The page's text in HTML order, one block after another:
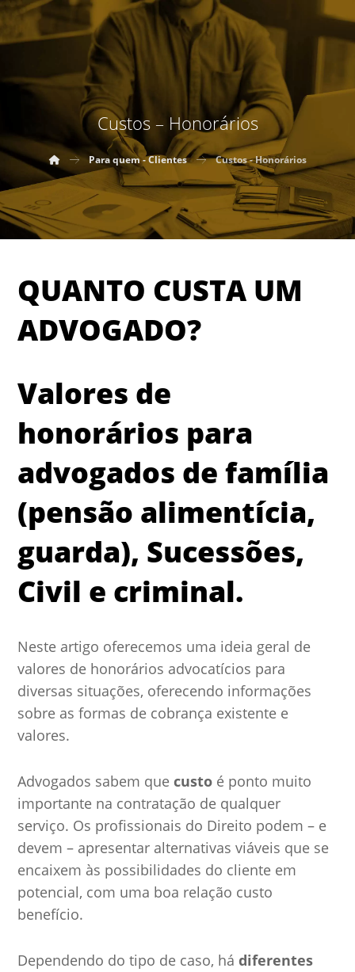
Custos – Honorários
Para quem - Clientes Custos - Honorários
QUANTO CUSTA UM
ADVOGADO?
Valores de
honorários para
advogados de família
(pensão alimentícia,
guarda), Sucessões,
Civil e criminal.
Neste artigo oferecemos uma ideia geral de
valores de honorários advocatícios para
diversas situações, oferecendo informações
sobre as formas de cobrança existente e
valores.
Advogados sabem que custo é ponto muito
importante na contratação de qualquer
serviço. Os profissionais do Direito podem – e
devem – apresentar alternativas viáveis que se
encaixem às possibilidades do cliente em
potencial, com uma boa relação custo
benefício.
Dependendo do tipo de caso, hádiferentes